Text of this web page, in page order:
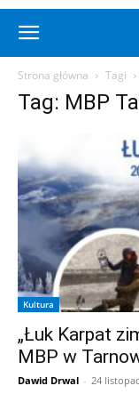
Strona główna Tagi
Tag: MBP
Kultura
„Łuk Karpat
MBP w
Dawid Drwal - 24